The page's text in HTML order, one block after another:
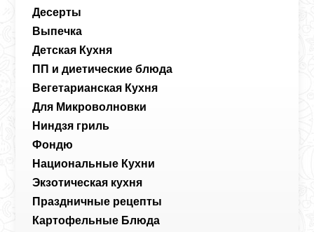
Десерты
Выпечка
Детская Кухня
ПП и диетические блюда
Вегетарианская Кухня
Для Микроволновки
Ниндзя гриль
Фондю
Национальные Кухни
Экзотическая кухня
Праздничные рецепты
Картофельные Блюда